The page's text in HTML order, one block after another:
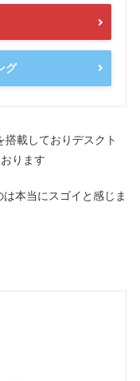
グ
載しておりデスクト
ります
本当にスゴイと感じま